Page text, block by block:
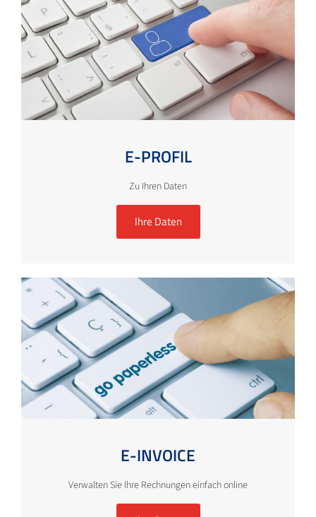
E-PROFIL
Zu Ihren Daten
Ihre Daten
E-INVOICE
Verwalten Sie Ihre Rechnungen einfach online